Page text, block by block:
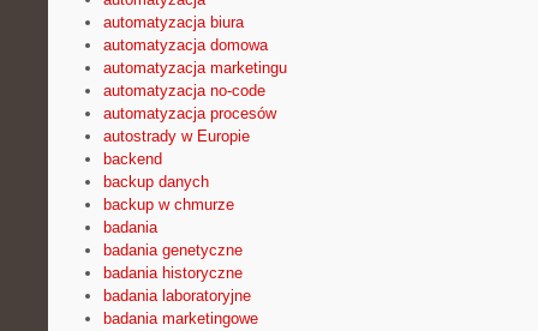
automatyzacja biura
automatyzacja domowa
automatyzacja marketingu
automatyzacja no-code
automatyzacja procesów
autostrady w Europie
backend
backup danych
backup w chmurze
badania
badania genetyczne
badania historyczne
badania laboratoryjne
badania marketingowe